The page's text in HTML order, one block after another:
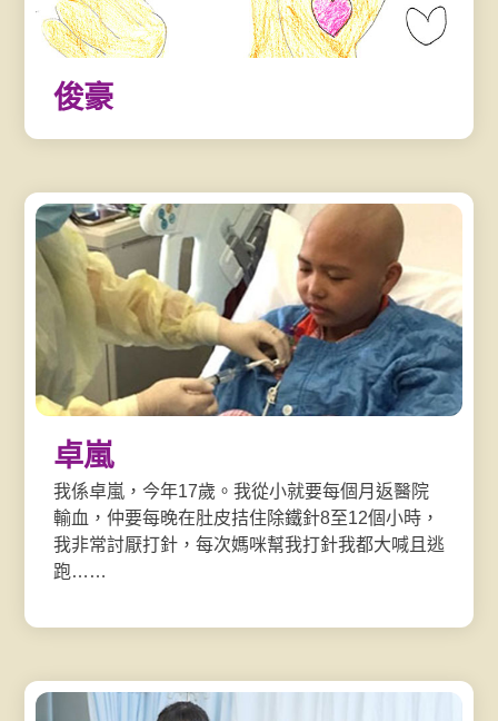
俊豪
卓嵐
我係卓嵐，今年17歲。我從小就要每個月返醫院
輸血，仲要每晚在肚皮拮住除鐵針8至12個小時，
我非常討厭打針，每次媽咪幫我打針我都大喊且逃
跑……